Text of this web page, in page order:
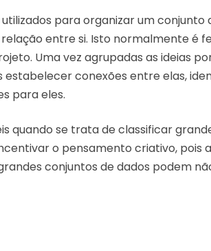
para organizar um conjunto
entre si. Isto normalmente é
Uma vez agrupadas as ideias
conexões entre elas,
para eles.
quando se trata de classificar
o pensamento criativo, pois
conjuntos de dados podem